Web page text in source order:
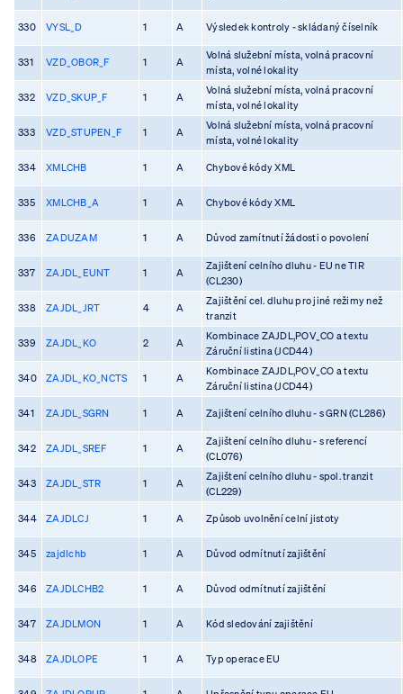
330 VYSL_D 1 A Výsledek kontroly - skládaný číselník
331 VZD_OBOR_F 1 A
Volná služební místa, volná pracovní
místa, volné lokality
332 VZD_SKUP_F 1 A
Volná služební místa, volná pracovní
místa, volné lokality
333 VZD_STUPEN_F 1 A
Volná služební místa, volná pracovní
místa, volné lokality
334 XMLCHB 1 A Chybové kódy XML
335 XMLCHB_A 1 A Chybové kódy XML
336 ZADUZAM 1 A Důvod zamítnutí žádosti o povolení
337 ZAJDL_EUNT 1 A
Zajištení celního dluhu - EU ne TIR
(CL230)
338 ZAJDL_JRT 4 A
Zajištění cel. dluhu pro jiné režimy než
tranzit
339 ZAJDL_KO 2 A
Kombinace ZAJDL,POV_CO a textu
Záruční listina (JCD44)
340 ZAJDL_KO_NCTS 1 A
Kombinace ZAJDL,POV_CO a textu
Záruční listina (JCD44)
341 ZAJDL_SGRN 1 A Zajištení celního dluhu - s GRN (CL286)
342 ZAJDL_SREF 1 A
Zajištení celního dluhu - s referencí
(CL076)
343 ZAJDL_STR 1 A
Zajištení celního dluhu - spol. tranzit
(CL229)
344 ZAJDLCJ 1 A Způsob uvolnění celní jistoty
345 zajdlchb 1 A Důvod odmítnutí zajištění
346 ZAJDLCHB2 1 A Důvod odmítnutí zajištění
347 ZAJDLMON 1 A Kód sledování zajištění
348 ZAJDLOPE 1 A Typ operace EU